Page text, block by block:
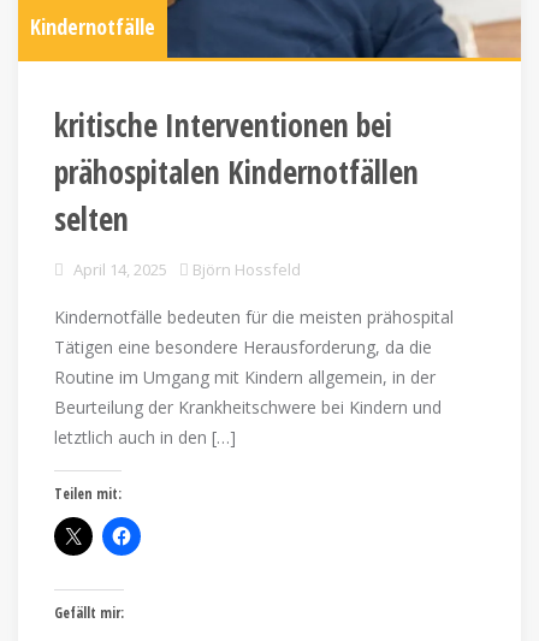
Kindernotfälle
kritische Interventionen bei
prähospitalen Kindernotfällen
selten
April 14, 2025 Björn Hossfeld
Kindernotfälle bedeuten für die meisten prähospital
Tätigen eine besondere Herausforderung, da die
Routine im Umgang mit Kindern allgemein, in der
Beurteilung der Krankheitschwere bei Kindern und
letztlich auch in den […]
Teilen mit:
Gefällt mir: